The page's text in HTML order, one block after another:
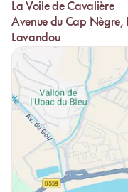
La Voile de Cavalière
Avenue du Cap
Lavandou